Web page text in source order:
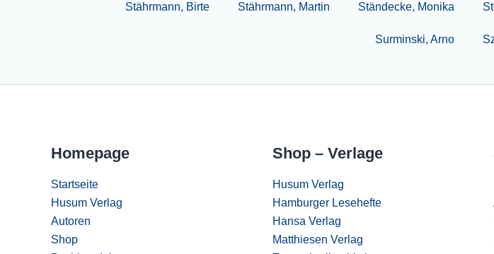
Stährmann, Birte Stährmann, Martin Ständecke, Monika
Surminski, Arno
Homepage
Startseite
Husum Verlag
Autoren
Shop
Shop – Verlage
Husum Verlag
Hamburger Lesehefte
Hansa Verlag
Matthiesen Verlag